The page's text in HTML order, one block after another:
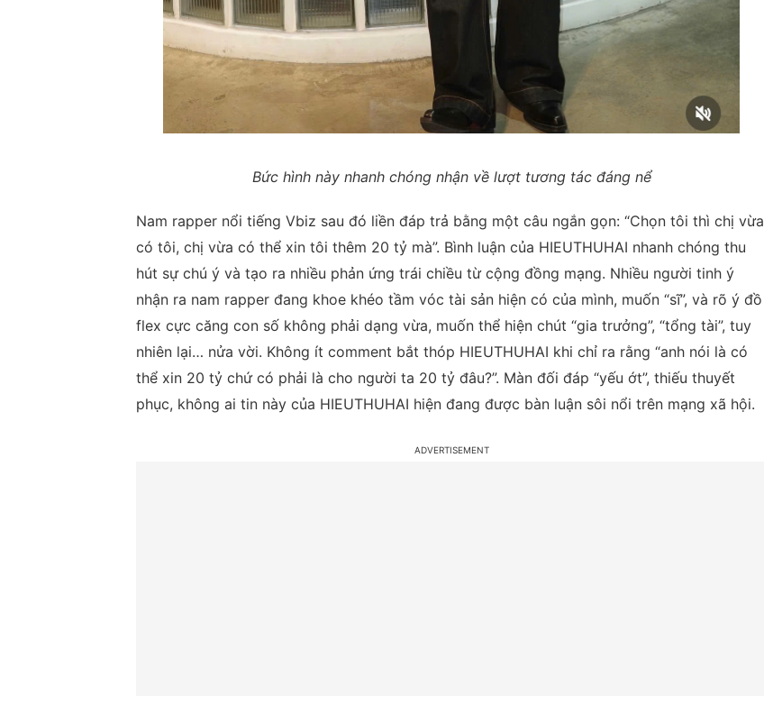
Bức hình này nhanh chóng nhận về lượt tương tác đáng nể
Nam rapper nổi tiếng Vbiz sau đó liền đáp trả bằng một câu ngắn gọn: “Chọn tôi thì chị vừa
có tôi, chị vừa có thể xin tôi thêm 20 tỷ mà”. Bình luận của HIEUTHUHAI nhanh chóng thu
hút sự chú ý và tạo ra nhiều phản ứng trái chiều từ cộng đồng mạng. Nhiều người tinh ý
nhận ra nam rapper đang khoe khéo tầm vóc tài sản hiện có của mình, muốn “sĩ”, và rõ ý đồ
flex cực căng con số không phải dạng vừa, muốn thể hiện chút “gia trưởng”, “tổng tài”, tuy
nhiên lại… nửa vời. Không ít comment bắt thóp HIEUTHUHAI khi chỉ ra rằng “anh nói là có
thể xin 20 tỷ chứ có phải là cho người ta 20 tỷ đâu?”. Màn đối đáp “yếu ớt”, thiếu thuyết
phục, không ai tin này của HIEUTHUHAI hiện đang được bàn luận sôi nổi trên mạng xã hội.